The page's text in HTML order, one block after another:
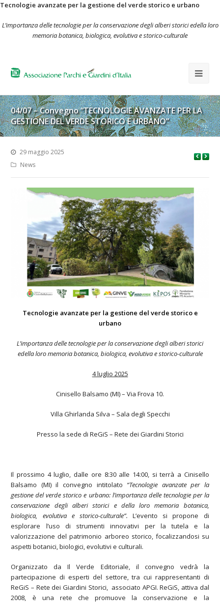
Tecnologie avanzate per la gestione del verde storico e urbano
L’importanza delle tecnologie per la conservazione degli alberi storici edella loro
memoria botanica, biologica, evolutiva e storico-culturale
04/07 – Convegno “TECNOLOGIE AVANZATE PER LA
GESTIONE DEL VERDE STORICO E URBANO”
29 maggio 2025
News
Tecnologie avanzate per la gestione del verde storico e
urbano
L’importanza delle tecnologie per la conservazione degli alberi storici
edella loro memoria botanica, biologica, evolutiva e storico-culturale
4 luglio 2025
Cinisello Balsamo (MI) – Via Frova 10.
Villa Ghirlanda Silva – Sala degli Specchi
Presso la sede di ReGiS – Rete dei Giardini Storici
Il prossimo 4 luglio, dalle ore 8:30 alle 14:00, si terrà a Cinisello
Balsamo (MI) il convegno intitolato “Tecnologie avanzate per la
gestione del verde storico e urbano: l’importanza delle tecnologie per la
conservazione degli alberi storici e della loro memoria botanica,
biologica, evolutiva e storico-culturale”. L’evento si propone di
esplorare l’uso di strumenti innovativi per la tutela e la
valorizzazione del patrimonio arboreo storico, focalizzandosi su
aspetti botanici, biologici, evolutivi e culturali.
Organizzato da Il Verde Editoriale, il convegno vedrà la
partecipazione di esperti del settore, tra cui rappresentanti di
ReGiS – Rete dei Giardini Storici, associato APGI. ReGiS, attiva dal
2008, è una rete che promuove la conservazione e la